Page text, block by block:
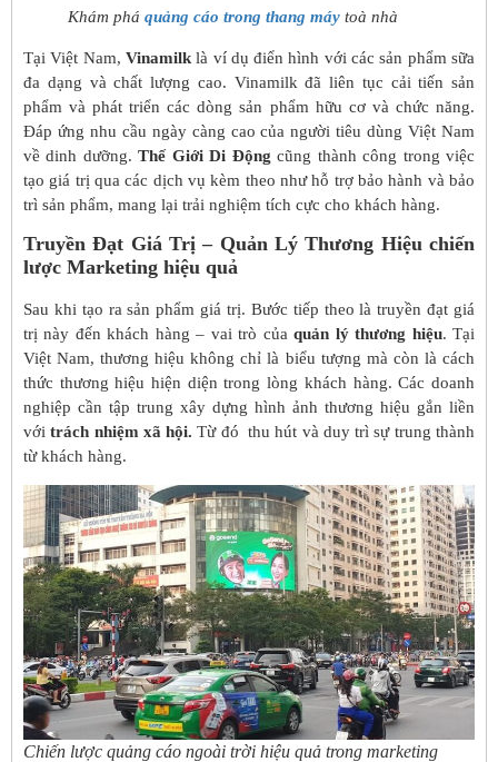
Khám phá quảng cáo trong thang máy toà nhà
Tại Việt Nam, Vinamilklà ví dụ điển hình với các sản phẩm sữa
đa dạng và chất lượng cao. Vinamilk đã liên tục cải tiến sản
phẩm và phát triển các dòng sản phẩm hữu cơ và chức năng.
Đáp ứng nhu cầu ngày càng cao của người tiêu dùng Việt Nam
về dinh dưỡng.Thế Giới Di Động cũng thành công trong việc
tạo giá trị qua các dịch vụ kèm theo như hỗ trợ bảo hành và bảo
trì sản phẩm, mang lại trải nghiệm tích cực cho khách hàng.
Truyền Đạt Giá Trị – Quản Lý Thương Hiệu chiến
lược Marketing hiệu quả
Sau khi tạo ra sản phẩm giá trị. Bước tiếp theo là truyền đạt giá
trị này đến khách hàng – vai trò củaquản lý thương hiệu. Tại
Việt Nam, thương hiệu không chỉ là biểu tượng mà còn là cách
thức thương hiệu hiện diện trong lòng khách hàng. Các doanh
nghiệp cần tập trung xây dựng hình ảnh thương hiệu gắn liền
vớitrách nhiệm xã hội.Từ đó thu hút và duy trì sự trung thành
từ khách hàng.
Chiến lược quảng cáo ngoài trời hiệu quả trong marketing